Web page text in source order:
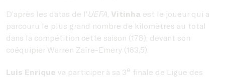
D’après les datas de l’ UEFA Vitinha est le joueur qui a
parcouru le plus grand nombre de kilomètres au total
dans la compétition cette saison (178), devant son
coéquipier Warren Zaïre-Emery (163,5).
Luis Enrique va participer à sa 3e finale de Ligue des